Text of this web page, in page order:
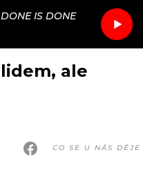
IS DONE
ale
CO SE U NÁS DĚJE